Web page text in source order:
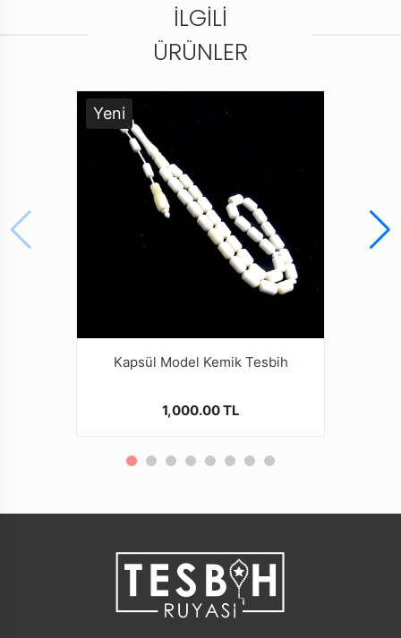
Tesbihi Çekme Özelliği
Çiftli Çekime Uygun
Paketleme ve Gönderim Şekli
İLGILI
ÜRÜNLER
Yeni
Kapsül Model Kemik Tesbih
1,000.00 TL